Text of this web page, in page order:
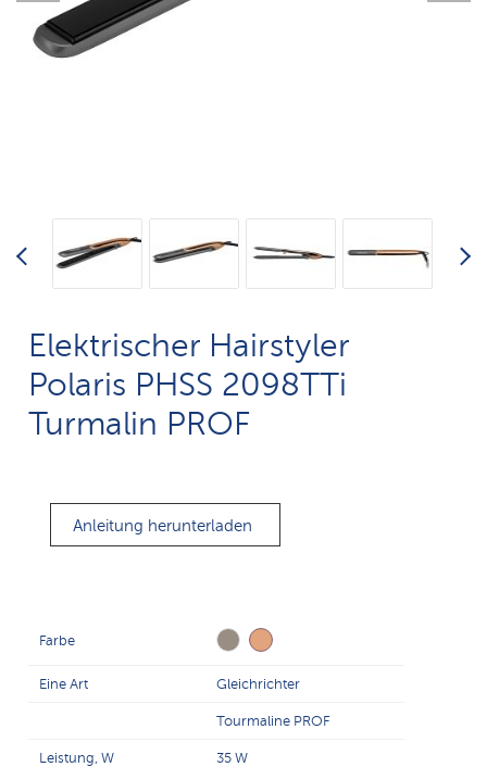
Elektrischer Hairstyler
Polaris PHSS 2098TTi
Turmalin PROF
Anleitung herunterladen
Farbe
Eine Art Gleichrichter
Tourmaline PROF
Leistung, W 35 W